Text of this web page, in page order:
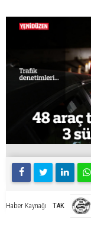
Haber Kaynağı TAK